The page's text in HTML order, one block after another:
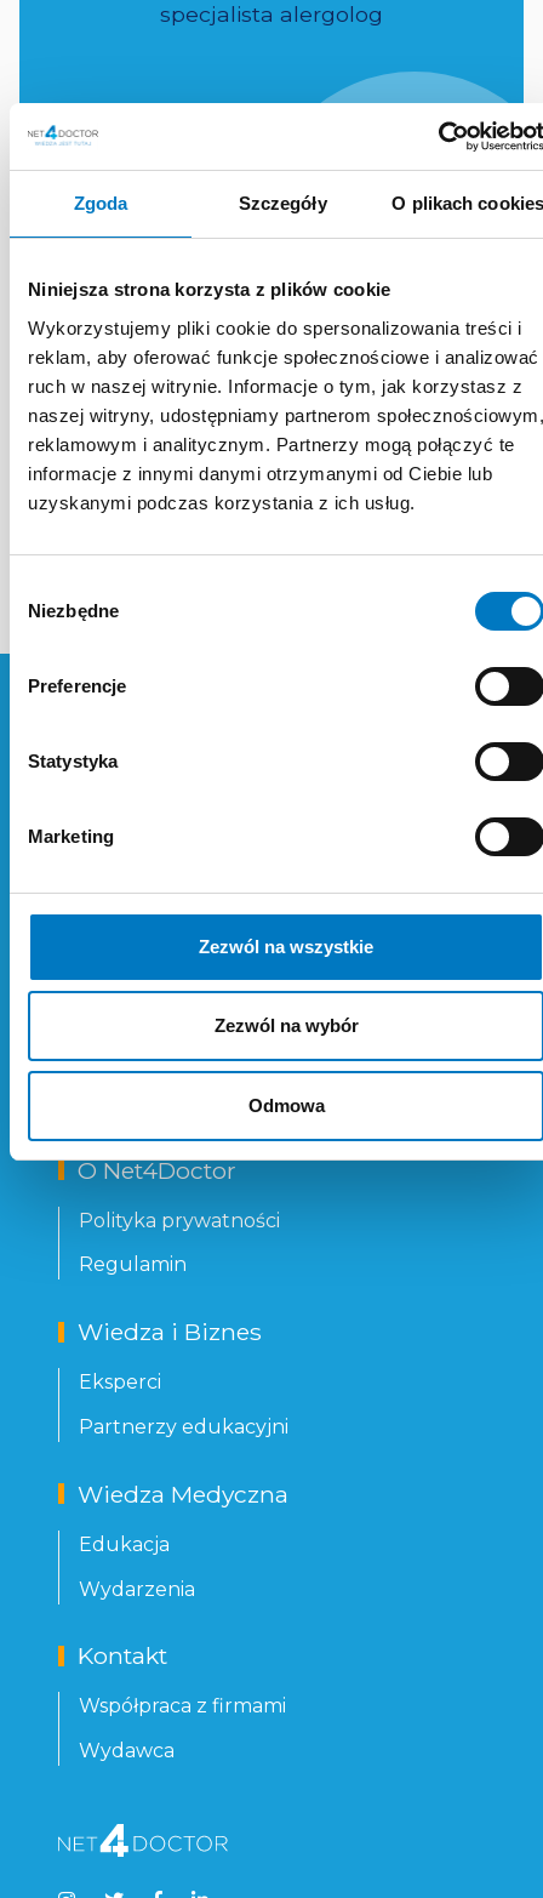
Zgoda Szczegóły O plikach
Niniejsza strona korzysta z plików cookie
Wykorzystujemy pliki cookie do spersonalizowania treści i
reklam, aby oferować funkcje społecznościowe i analizować
ruch w naszej witrynie. Informacje o tym, jak korzystasz z
naszej witryny, udostępniamy partnerom społecznościowym,
reklamowym i analitycznym. Partnerzy mogą połączyć te
informacje z innymi danymi otrzymanymi od Ciebie lub
uzyskanymi podczas korzystania z ich usług.
zgody
Niezbędne
Preferencje
Statystyka
Marketing
Zezwól na wszystkie
Zezwól na wybór
Odmowa
specjalista alergolog
DOCTOR
DOŚWIADCZENIE
ZAWODOWE
źródło:
https://www.mp.pl/lekarz/
O Net4Doctor
Polityka prywatności
Regulamin
Wiedza i Biznes
Eksperci
Partnerzy edukacyjni
Wiedza Medyczna
Edukacja
Wydarzenia
Kontakt
Współpraca z firmami
Wydawca